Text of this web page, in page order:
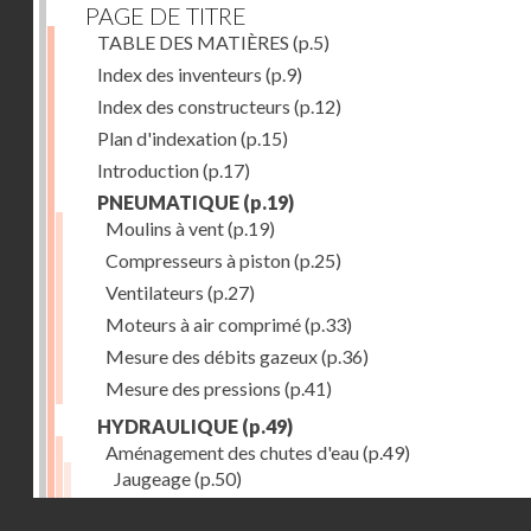
PAGE DE TITRE
TABLE DES MATIÈRES (p.5)
Index des inventeurs (p.9)
Index des constructeurs (p.12)
Plan d'indexation(p.15)
Introduction(p.17)
PNEUMATIQUE (p.19)
Moulins à vent(p.19)
Compresseurs à piston(p.25)
Ventilateurs (p.27)
Moteurs à air comprimé(p.33)
Mesure des débits gazeux(p.36)
Mesure des pressions (p.41)
HYDRAULIQUE (p.49)
Aménagement des chutes d'eau(p.49)
Jaugeage(p.50)